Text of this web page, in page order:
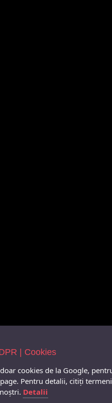
| Cookies
cookies de la Google,
Pentru detalii, citiți
noștri. Detalii